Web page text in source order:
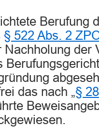
Berufung
§ 522 Abs. 2
Nachholung der
das nach „§